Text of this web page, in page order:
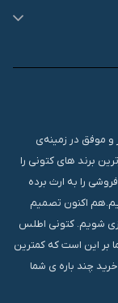
تجربه‌ای مستمر و موفق در زمینه‌ی
برند های کتونی را
را به ارث برده
اکنون تصمیم
شویم. کتونی اطلس
بر این است که کمترین
چند باره ی شما